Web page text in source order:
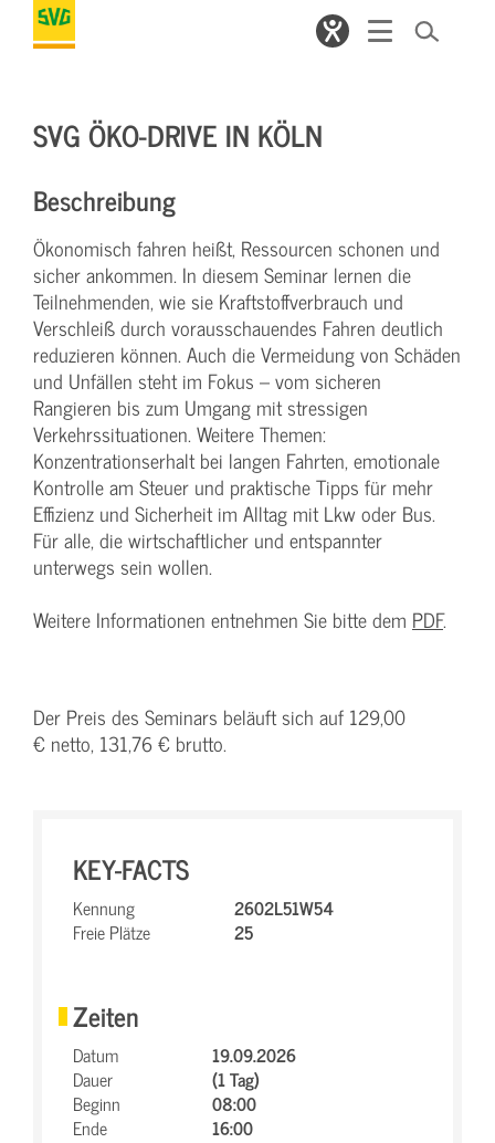
SVG ÖKO-DRIVE IN KÖLN
Beschreibung
Ökonomisch fahren heißt, Ressourcen schonen und
sicher ankommen. In diesem Seminar lernen die
Teilnehmenden, wie sie Kraftstoffverbrauch und
Verschleiß durch vorausschauendes Fahren deutlich
reduzieren können. Auch die Vermeidung von Schäden
und Unfällen steht im Fokus – vom sicheren
Rangieren bis zum Umgang mit stressigen
Verkehrssituationen. Weitere Themen:
Konzentrationserhalt bei langen Fahrten, emotionale
Kontrolle am Steuer und praktische Tipps für mehr
Effizienz und Sicherheit im Alltag mit Lkw oder Bus.
Für alle, die wirtschaftlicher und entspannter
unterwegs sein wollen.
Weitere Informationen entnehmen Sie bitte dem PDF.
Der Preis des Seminars beläuft sich auf 129,00
€ netto, 131,76 € brutto.
KEY-FACTS
Kennung
2602L51W54
Freie Plätze
25
Zeiten
Datum
19.09.2026
Dauer
(1 Tag)
Beginn
08:00
Ende
16:00